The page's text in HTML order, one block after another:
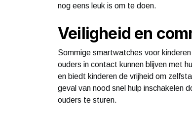
nog eens leuk is om te doen.
Veiligheid en
Sommige smartwatches voor
ouders in contact kunnen blijven met
en biedt kinderen de vrijheid om
geval van nood snel hulp inschakelen
ouders te sturen.